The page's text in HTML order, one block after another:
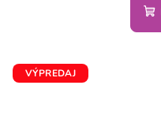
VÝPREDAJ